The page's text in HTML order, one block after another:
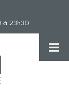
à 23h30